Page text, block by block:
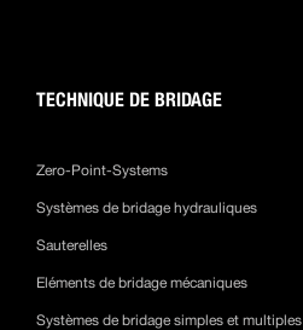
TECHNIQUE DE BRIDAGE
Zero-Point-Systems
Systèmes de bridage hydrauliques
Sauterelles
Eléments de bridage mécaniques
Systèmes de bridage simples et multiples